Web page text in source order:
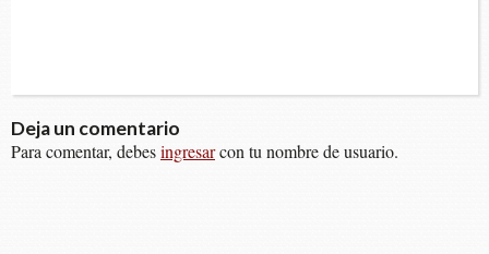
Deja un comentario
Para comentar, debesingresarcon tu nombre de usuario.